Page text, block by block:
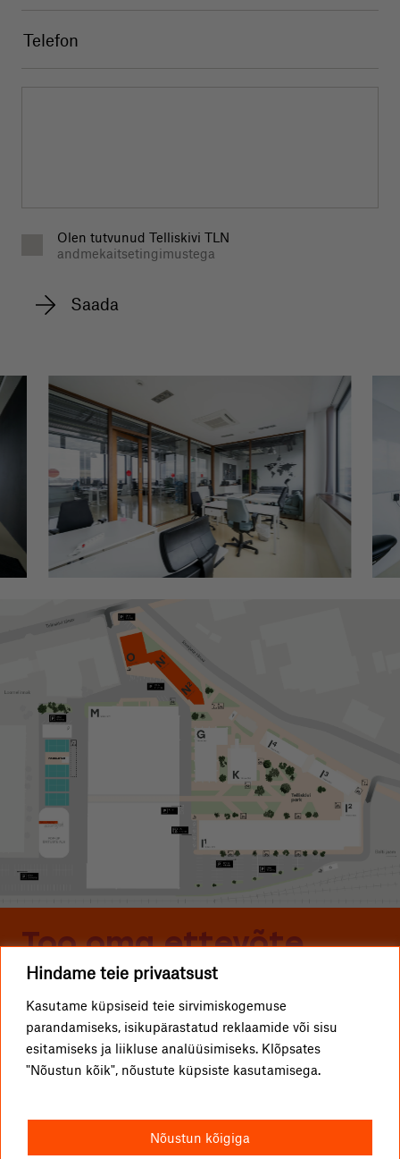
Hindame teie privaatsust
Kasutame küpsiseid teie sirvimiskogemuse
parandamiseks, isikupärastatud reklaamide või sisu
esitamiseks ja liikluse analüüsimiseks. Klõpsates
"Nõustun kõik", nõustute küpsiste kasutamisega.
Nõustun kõigiga
Olen tutvunud Telliskivi TLN
andmekaitsetingimustega
Too oma ettevõte
Telliskivisse
ETTEVÕTTED
KUIDAS TULLA?
Telliskivi TLN OÜ
Telliskivi 60/2, 10412 Tallinn
I1-hoone, A-sissepääs, 4. korrus